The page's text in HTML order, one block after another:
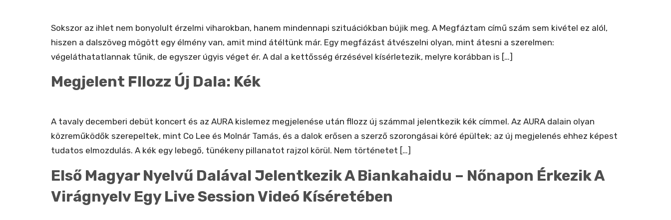
Sokszor az ihlet nem bonyolult érzelmi viharokban, hanem mindennapi szituációkban bújik meg. A Megfáztam című szám sem kivétel ez alól,
hiszen a dalszöveg mögött egy élmény van, amit mind átéltünk már. Egy megfázást átvészelni olyan, mint átesni a szerelmen:
végeláthatatlannak tűnik, de egyszer úgyis véget ér. A dal a kettősség érzésével kísérletezik, melyre korábban is […]
Megjelent Fllozz Új Dala: Kék
A tavaly decemberi debüt koncert és az AURA kislemez megjelenése után fllozz új számmal jelentkezik kék címmel. Az AURA dalain olyan
közreműködők szerepeltek, mint Co Lee és Molnár Tamás, és a dalok erősen a szerző szorongásai köré épültek; az új megjelenés ehhez képest
tudatos elmozdulás. A kék egy lebegő, tünékeny pillanatot rajzol körül. Nem történetet […]
Első Magyar Nyelvű Dalával Jelentkezik A Biankahaidu – Nőnapon Érkezik A
Virágnyelv Egy Live Session Videó Kíséretében